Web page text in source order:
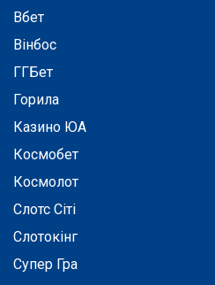
Вбет
Вінбос
ГГБет
Горила
Казино ЮА
Космобет
Космолот
Слотс Сіті
Слотокінг
Супер Гра